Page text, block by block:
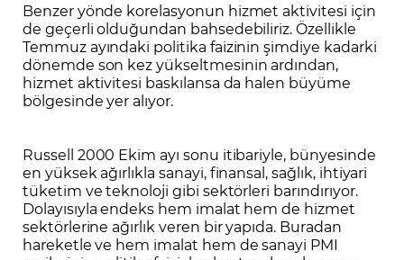
Benzer yönde korelasyonun hizmet aktivitesi için
de geçerli olduğundan bahsedebiliriz. Özellikle
Temmuz ayındaki politika faizinin şimdiye kadarki
dönemde son kez yükseltmesinin ardından,
hizmet aktivitesi baskılansa da halen büyüme
bölgesinde yer alıyor.
Russell 2000 Ekim ayı sonu itibariyle, bünyesinde
en yüksek ağırlıkla sanayi, finansal, sağlık, ihtiyari
tüketim ve teknoloji gibi sektörleri barındırıyor.
Dolayısıyla endeks hem imalat hem de hizmet
sektörlerine ağırlık veren bir yapıda. Buradan
hareketle ve hem imalat hem de sanayi PMI